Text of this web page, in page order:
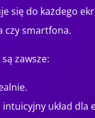
się do każdego
czy smartfona.
są zawsze:
układ dla